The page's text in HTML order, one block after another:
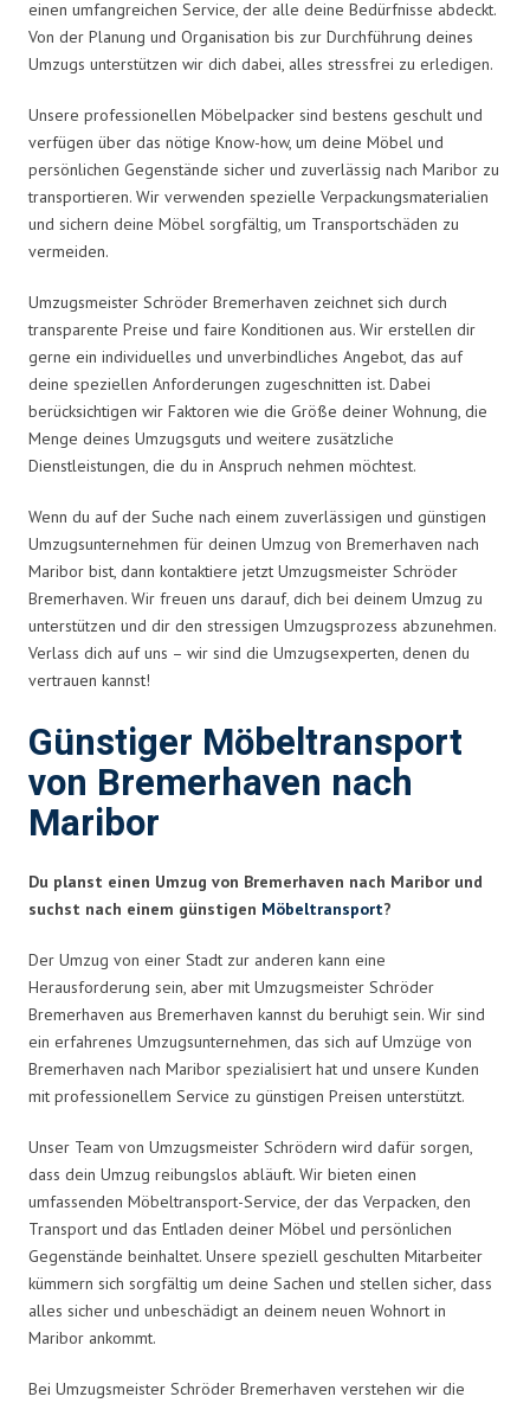
einen umfangreichen Service, der alle deine Bedürfnisse abdeckt.
Von der Planung und Organisation bis zur Durchführung deines
Umzugs unterstützen wir dich dabei, alles stressfrei zu erledigen.
Unsere professionellen Möbelpacker sind bestens geschult und
verfügen über das nötige Know-how, um deine Möbel und
persönlichen Gegenstände sicher und zuverlässig nach Maribor zu
transportieren. Wir verwenden spezielle Verpackungsmaterialien
und sichern deine Möbel sorgfältig, um Transportschäden zu
vermeiden.
Umzugsmeister Schröder Bremerhaven zeichnet sich durch
transparente Preise und faire Konditionen aus. Wir erstellen dir
gerne ein individuelles und unverbindliches Angebot, das auf
deine speziellen Anforderungen zugeschnitten ist. Dabei
berücksichtigen wir Faktoren wie die Größe deiner Wohnung, die
Menge deines Umzugsguts und weitere zusätzliche
Dienstleistungen, die du in Anspruch nehmen möchtest.
Wenn du auf der Suche nach einem zuverlässigen und günstigen
Umzugsunternehmen für deinen Umzug von Bremerhaven nach
Maribor bist, dann kontaktiere jetzt Umzugsmeister Schröder
Bremerhaven. Wir freuen uns darauf, dich bei deinem Umzug zu
unterstützen und dir den stressigen Umzugsprozess abzunehmen.
Verlass dich auf uns – wir sind die Umzugsexperten, denen du
vertrauen kannst!
Günstiger Möbeltransport
von Bremerhaven nach
Maribor
Du planst einen Umzug von Bremerhaven nach Maribor und
suchst nach einem günstigen Möbeltransport?
Der Umzug von einer Stadt zur anderen kann eine
Herausforderung sein, aber mit Umzugsmeister Schröder
Bremerhaven aus Bremerhaven kannst du beruhigt sein. Wir sind
ein erfahrenes Umzugsunternehmen, das sich auf Umzüge von
Bremerhaven nach Maribor spezialisiert hat und unsere Kunden
mit professionellem Service zu günstigen Preisen unterstützt.
Unser Team von Umzugsmeister Schrödern wird dafür sorgen,
dass dein Umzug reibungslos abläuft. Wir bieten einen
umfassenden Möbeltransport-Service, der das Verpacken, den
Transport und das Entladen deiner Möbel und persönlichen
Gegenstände beinhaltet. Unsere speziell geschulten Mitarbeiter
kümmern sich sorgfältig um deine Sachen und stellen sicher, dass
alles sicher und unbeschädigt an deinem neuen Wohnort in
Maribor ankommt.
Bei Umzugsmeister Schröder Bremerhaven verstehen wir die